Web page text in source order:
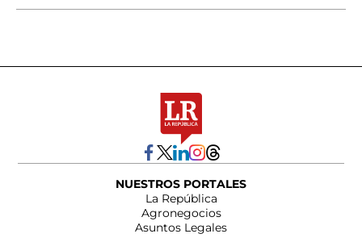
NUESTROS PORTALES
La República
Agronegocios
Asuntos Legales